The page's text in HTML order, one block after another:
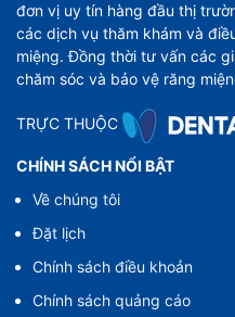
đơn vị uy tín hàng đầu thị
các dịch vụ thăm khám và
miệng. Đồng thời tư vấn các
chăm sóc và bảo vệ răng
TRỰC THUỘC
CHÍNH SÁCH NỔI BẬT
Về chúng tôi
Đặt lịch
Chính sách điều khoản
Chính sách quảng cáo